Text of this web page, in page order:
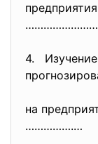
4. Изучение
на
…………….…